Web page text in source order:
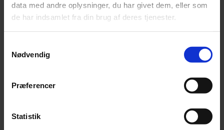
data med andre oplysninger, du har givet dem, eller som
de har indsamlet fra din brug af deres tjenester.
Nødvendig
Præferencer
Statistik
Orkesterledelse forbyder røde nelliker